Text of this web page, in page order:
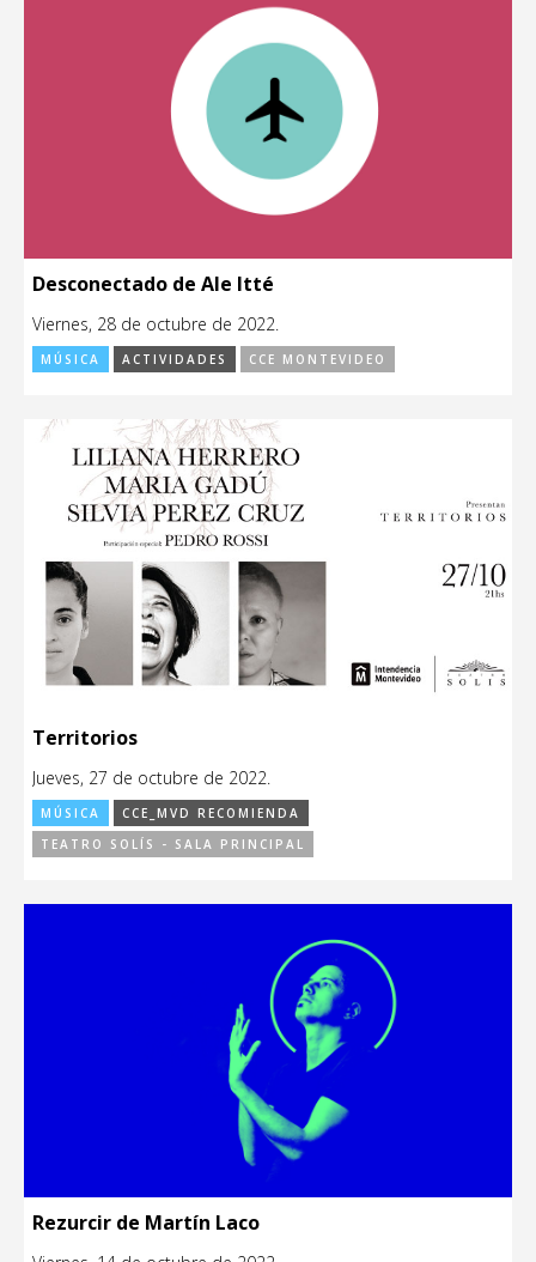
Desconectado de Ale Itté
Viernes, 28 de octubre de 2022.
MÚSICA ACTIVIDADES CCE MONTEVIDEO
Territorios
Jueves, 27 de octubre de 2022.
MÚSICA
CCE_MVD RECOMIENDA
TEATRO SOLÍS - SALA PRINCIPAL
Rezurcir de Martín Laco